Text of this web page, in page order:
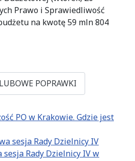
Prawo i Sprawiedliwość
na kwotę 59 mln 804
POPRAWKI
PO w Krakowie. Gdzie jest
sesja Rady Dzielnicy IV
Rady Dzielnicy IV w